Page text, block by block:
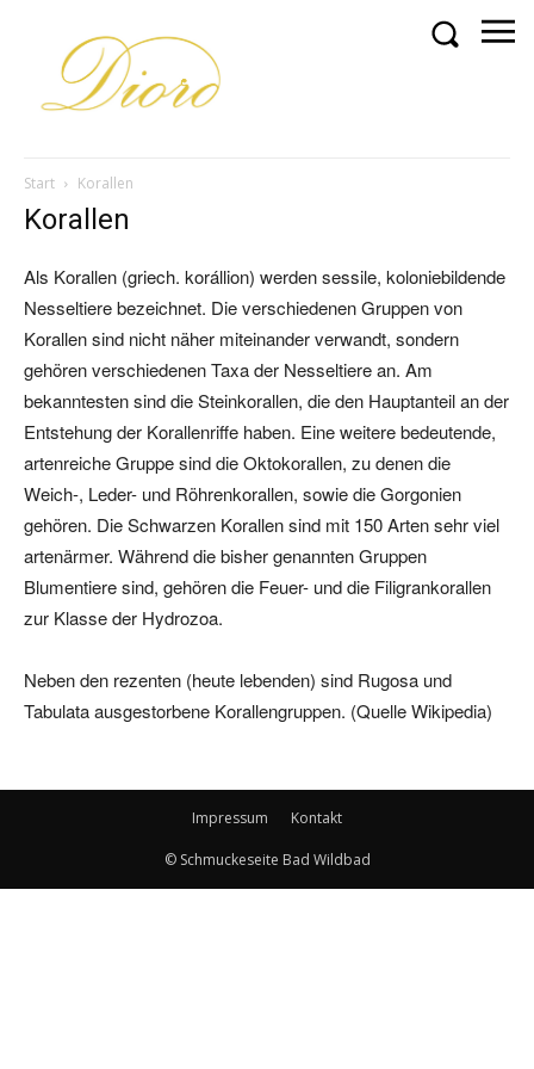
Start Korallen
Korallen
Als Korallen (griech. korállion) werden sessile, koloniebildende
Nesseltiere bezeichnet. Die verschiedenen Gruppen von
Korallen sind nicht näher miteinander verwandt, sondern
gehören verschiedenen Taxa der Nesseltiere an. Am
bekanntesten sind die Steinkorallen, die den Hauptanteil an der
Entstehung der Korallenriffe haben. Eine weitere bedeutende,
artenreiche Gruppe sind die Oktokorallen, zu denen die
Weich-, Leder- und Röhrenkorallen, sowie die Gorgonien
gehören. Die Schwarzen Korallen sind mit 150 Arten sehr viel
artenärmer. Während die bisher genannten Gruppen
Blumentiere sind, gehören die Feuer- und die Filigrankorallen
zur Klasse der Hydrozoa.
Neben den rezenten (heute lebenden) sind Rugosa und
Tabulata ausgestorbene Korallengruppen. (Quelle Wikipedia)
Impressum Kontakt
© Schmuckeseite Bad Wildbad